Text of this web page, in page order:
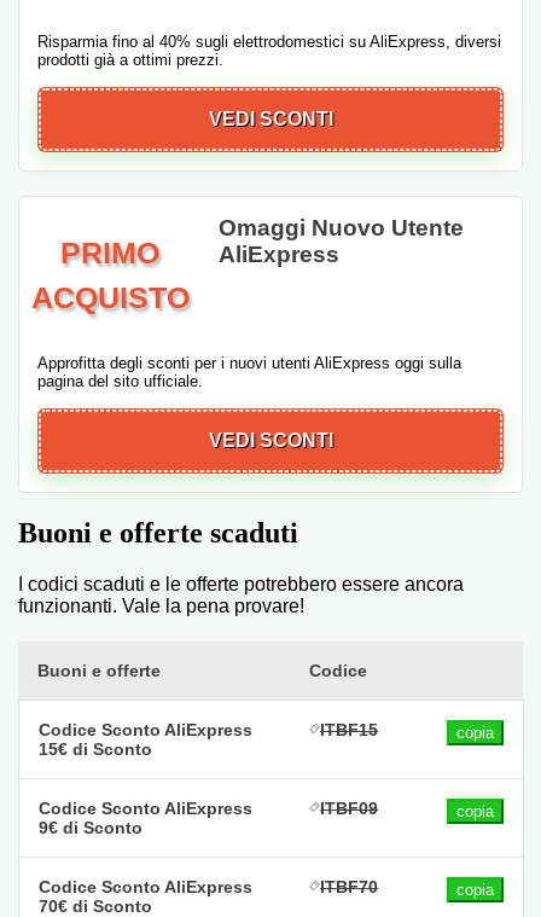
Risparmia fino al 40% sugli elettrodomestici su AliExpress, diversi
prodotti già a ottimi prezzi.
VEDI SCONTI
PRIMO
ACQUISTO
Omaggi Nuovo Utente
AliExpress
Approfitta degli sconti per i nuovi utenti AliExpress oggi sulla
pagina del sito ufficiale.
VEDI SCONTI
Buoni e offerte scaduti
I codici scaduti e le offerte potrebbero essere ancora
funzionanti. Vale la pena provare!
Buoni e offerte Codice
Codice Sconto AliExpress
15€ di Sconto
ITBF15 copia
Codice Sconto AliExpress
9€ di Sconto
ITBF09 copia
Codice Sconto AliExpress
70€ di Sconto
ITBF70 copia